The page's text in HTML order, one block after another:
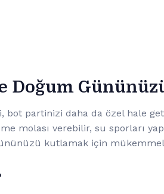
Doğum
bot partinizi daha da özel hale
molası verebilir, su sporları
kutlamak için